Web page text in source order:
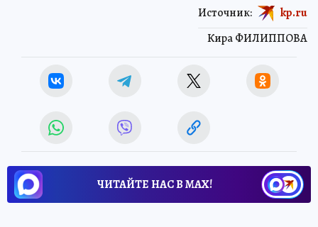
Кира ФИЛИППОВА
Источник: kp.ru
ЧИТАЙТЕ НАС В МАХ!